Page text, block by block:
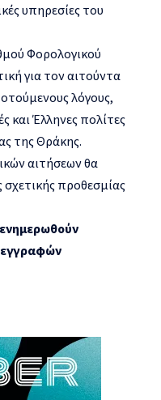
υπηρεσίες του
Φορολογικού
για τον αιτούντα
λόγους,
και Έλληνες πολίτες
της Θράκης.
αιτήσεων θα
προθεσμίας